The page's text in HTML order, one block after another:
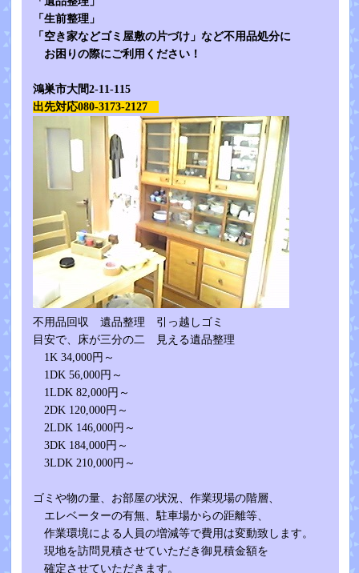
「生前整理」
「空き家などゴミ屋敷の片づけ」など不用品処分に
お困りの際にご利用ください！
鴻巣市大間2-11-115
出先対応080-3173-2127
不用品回収 遺品整理 引っ越しゴミ
目安で、床が三分の二 見える遺品整理
1K 34,000円～
1DK 56,000円～
1LDK 82,000円～
2DK 120,000円～
2LDK 146,000円～
3DK 184,000円～
3LDK 210,000円～
ゴミや物の量、お部屋の状況、作業現場の階層、
エレベーターの有無、駐車場からの距離等、
作業環境による人員の増減等で費用は変動致します。
現地を訪問見積させていただき御見積金額を
確定させていただきます。